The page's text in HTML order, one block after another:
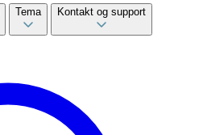
Tema Kontakt og support